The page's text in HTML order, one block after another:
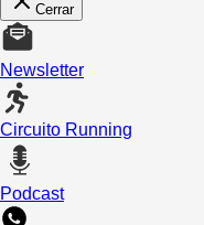
Cerrar
Newsletter
Circuito Running
Podcast